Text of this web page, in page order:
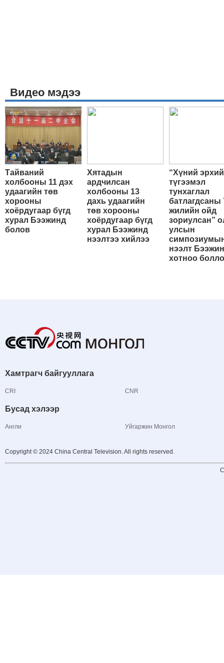
Видео мэдээ
Тайваний
холбооны 11 дэх
удаагийн төв
хорооны
хоёрдугаар бүгд
хурал Бээжинд
болов
Хятадын
ардчилсан
холбооны 13
дахь удаагийн
төв хорооны
хоёрдугаар бүгд
хурал Бээжинд
нээлтээ хийлээ
“Хүний
түгээмэл
тунхаглал
батлагдсаны
жилийн ойд
зориулсан”
улсын
нээлт Бээжин
хотноо
Хамтрагч байгууллага
CRI CNR
Бусад хэлээр
Англи Уйгаржин Монгол
Copyright © 2024 China Central Television. All rights reserved.